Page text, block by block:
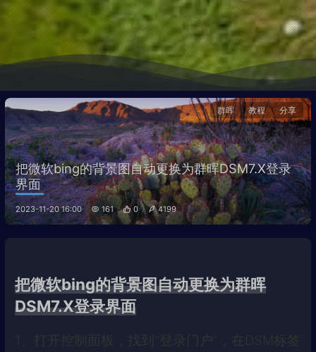
群晖 教程 分享
把微软bing的背景图自动更换为群晖DSM7.X登录
界面
2023-11-20 16:00 161 0 4199
把微软bing的背景图自动更换为群晖
DSM7.X登录界面
1、打开控制面板，找到“登录门户”，在DSM标签